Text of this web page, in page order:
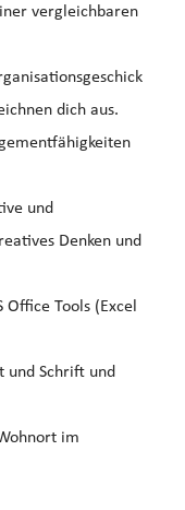
vergleichbaren
dich aus.
und
Denken und
Tools (Excel
und Schrift und
im